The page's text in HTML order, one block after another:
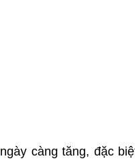
ngày càng tăng, đặc